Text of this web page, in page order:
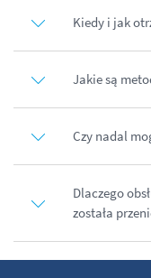
Kiedy i jak
Jakie są
Czy nadal
Dlaczego
została